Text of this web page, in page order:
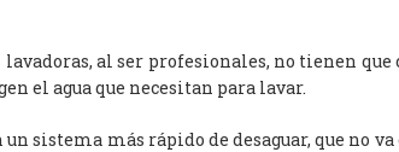
lavadoras, al ser profesionales, no tienen
el agua que necesitan para lavar.
sistema más rápido de desaguar, que no va